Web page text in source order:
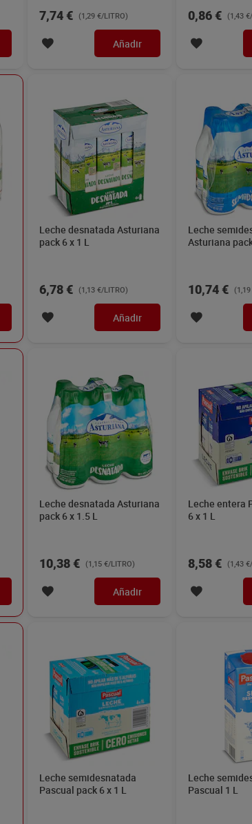
7,74 € (1,29 €/LITRO)
Añadir
0,86 € (1,43
Leche desnatada Asturiana
pack 6 x 1 L
6,78 € (1,13 €/LITRO)
Añadir
Leche
Asturiana
10,74 €
Leche desnatada Asturiana
pack 6 x 1.5 L
10,38 € (1,15 €/LITRO)
Añadir
Leche entera
6 x 1 L
8,58 € (1,43
Leche semidesnatada
Pascual pack 6 x 1 L
Leche
Pascual 1 L